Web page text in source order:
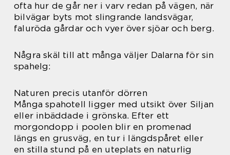
ofta hur de går ner i varv redan på vägen, när
bilvägar byts mot slingrande landsvägar,
faluröda gårdar och vyer över sjöar och berg.
Några skäl till att många väljer Dalarna för sin
spahelg:
Naturen precis utanför dörren
Många spahotell ligger med utsikt över Siljan
eller inbäddade i grönska. Efter ett
morgondopp i poolen blir en promenad
längs en grusväg, en tur i längdspåret eller
en stilla stund på en uteplats en naturlig